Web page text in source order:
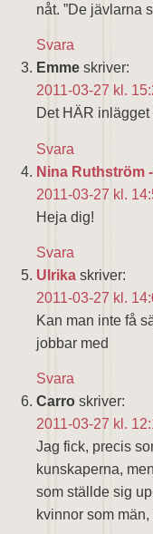
nåt. ”De jävlarna
Svara
Emme skriver:
2011-03-27 kl.
Det HÄR
Svara
Nina Ruthström
2011-03-27 kl.
Heja dig!
Svara
Ulrika skriver:
2011-03-27 kl.
Kan man inte få
jobbar med
Svara
Carro skriver:
2011-03-27 kl.
Jag fick, precis
kunskaperna,
som ställde sig
kvinnor som